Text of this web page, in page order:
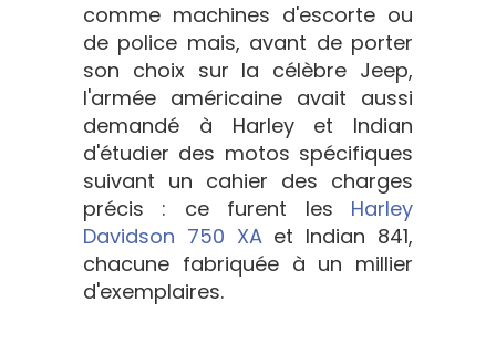
comme machines d'escorte ou
de police mais, avant de porter
son choix sur la célèbre Jeep,
l'armée américaine avait aussi
demandé à Harley et Indian
d'étudier des motos spécifiques
suivant un cahier des charges
précis : ce furent les Harley
Davidson 750 XAet Indian 841,
chacune fabriquée à un millier
d'exemplaires.